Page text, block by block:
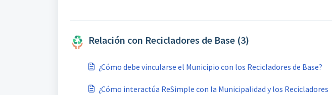
Relación con Recicladores de Base (3)
¿Cómo debe vincularse el Municipio con los Recicladores de Base?
¿Cómo interactúa ReSimple con la Municipalidad y los Recicladores